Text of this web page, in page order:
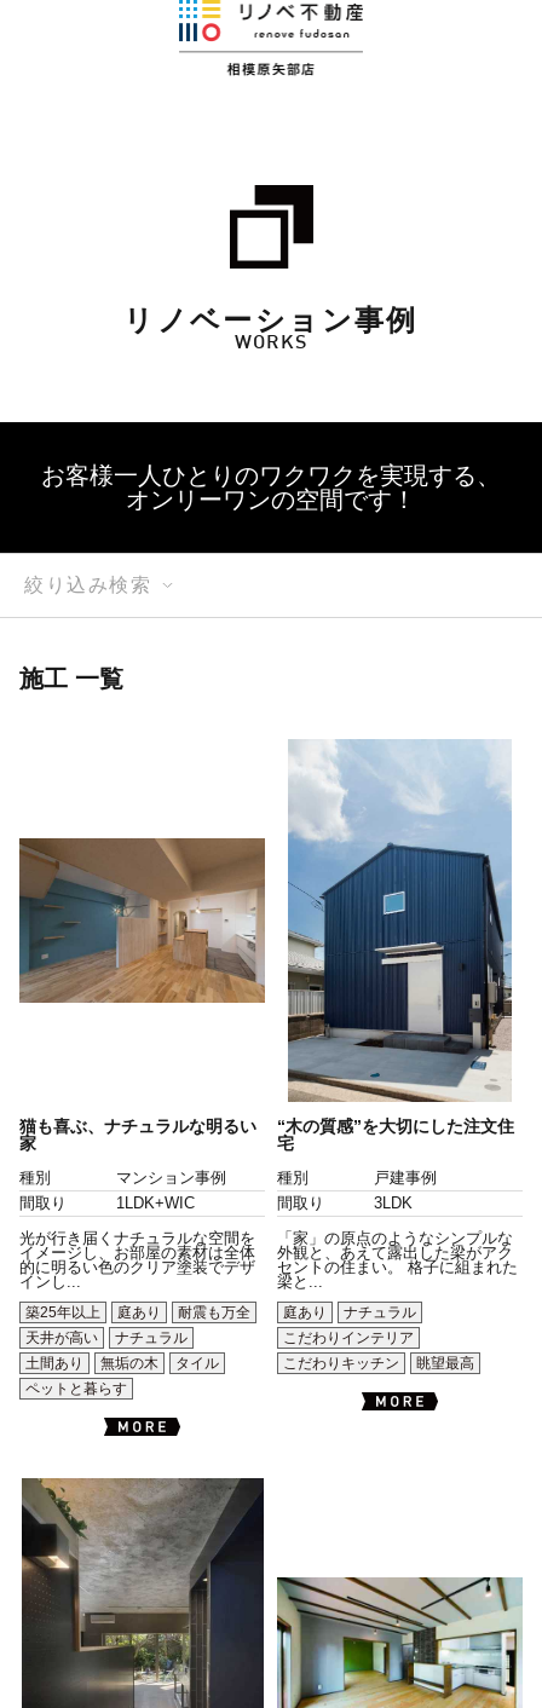
リノベーション事例
WORKS
お客様一人ひとりのワクワクを実現する、
オンリーワンの空間です！
絞り込み検索
施工 一覧
猫も喜ぶ、ナチュラルな明るい
家
種別
マンション事例
間取り
1LDK+WIC
光が行き届くナチュラルな空間を
イメージし、お部屋の素材は全体
的に明るい色のクリア塗装でデザ
インし...
築25年以上
庭あり
耐震も万全
天井が高い
ナチュラル
土間あり
無垢の木
タイル
ペットと暮らす
“木の質感”を大切にした注文住
宅
種別
戸建事例
間取り
3LDK
「家」の原点のようなシンプルな
外観と、あえて露出した梁がアク
セントの住まい。 格子に組まれた
梁と...
庭あり
ナチュラル
こだわりインテリア
こだわりキッチン
眺望最高